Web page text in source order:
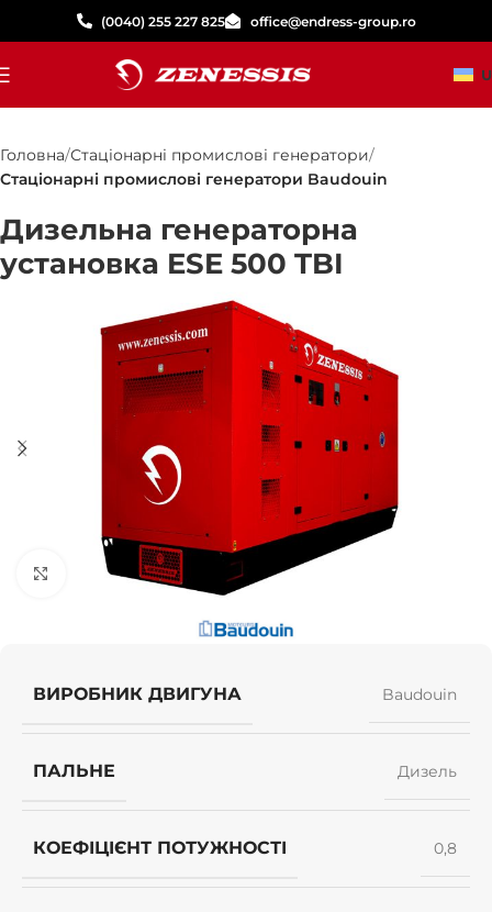
(0040) 255 227 825 office@endress-group.ro
Головна Стаціонарні промислові генератори
Стаціонарні промислові генератори Baudouin
Дизельна генераторна
установка ESE 500 TBI
Клацніть, щоб збільшити
ВИРОБНИК ДВИГУНА Baudouin
ПАЛЬНЕ Дизель
КОЕФІЦІЄНТ ПОТУЖНОСТІ 0,8